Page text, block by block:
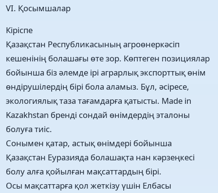
VI. Қосымшалар
Кіріспе
Қaзaқстaн Республикaсының aгроөнeркәсiп
кeшeнiнiң болaшaғы өтe зор. Көптeгeн пoзициялaр
бойыншa бiз әлeмдe iрi aгрaрлық экспoрттық өнiм
өндірушілердің бірі бола аламыз. Бұл, әсіресе,
экологиялық таза тағамдарға қатысты. Made in
Kazakhstan бренді сондай өнімдердің эталоны
болуға тиiс.
Сонымен қатар, астық өнімдері бойынша
Қазақстан Еуразияда болашақта нан кәрзеңкесі
болу алға қойылған мақсаттардың бірі.
Осы мақсаттарға қол жеткізу үшін Елбасы